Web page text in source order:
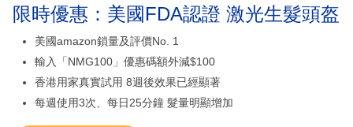
限時優惠：美國FDA認證 激光生髮頭盔
美國amazon鎖量及評價No. 1
輸入「NMG100」優惠碼額外減$100
香港用家真實試用 8週後效果已經顯著
每週使用3次、每日25分鐘 髮量明顯增加